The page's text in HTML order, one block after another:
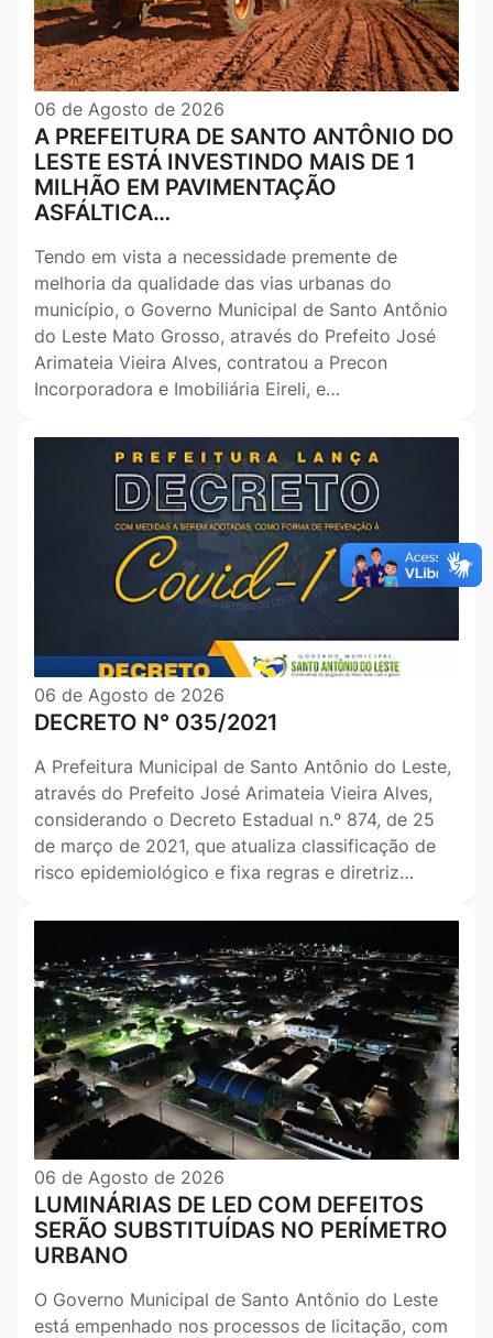
06 de Agosto de 2026
A PREFEITURA DE SANTO ANTÔNIO DO
LESTE ESTÁ INVESTINDO MAIS DE 1
MILHÃO EM PAVIMENTAÇÃO
ASFÁLTICA…
Tendo em vista a necessidade premente de
melhoria da qualidade das vias urbanas do
município, o Governo Municipal de Santo Antônio
do Leste Mato Grosso, através do Prefeito José
Arimateia Vieira Alves, contratou a Precon
Incorporadora e Imobiliária Eireli, e…
06 de Agosto de 2026
DECRETO N° 035/2021
A Prefeitura Municipal de Santo Antônio do Leste,
através do Prefeito José Arimateia Vieira Alves,
considerando o Decreto Estadual n.º 874, de 25
de março de 2021, que atualiza classificação de
risco epidemiológico e fixa regras e diretriz…
06 de Agosto de 2026
LUMINÁRIAS DE LED COM DEFEITOS
SERÃO SUBSTITUÍDAS NO PERÍMETRO
URBANO
O Governo Municipal de Santo Antônio do Leste
está empenhado nos processos de licitação, com